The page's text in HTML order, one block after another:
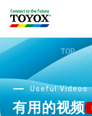
TOP ・
Useful Videos
有用的视频